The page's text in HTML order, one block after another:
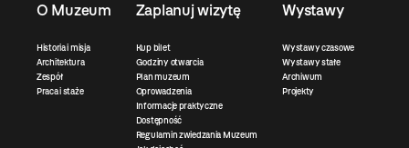
O Muzeum
Historia i misja
Architektura
Zespół
Praca i staże
Zaplanuj wizytę
Kup bilet
Godziny otwarcia
Plan muzeum
Oprowadzenia
Informacje praktyczne
Dostępność
Regulamin zwiedzania Muzeum
Wystawy
Wystawy czasowe
Wystawy stałe
Archiwum
Projekty